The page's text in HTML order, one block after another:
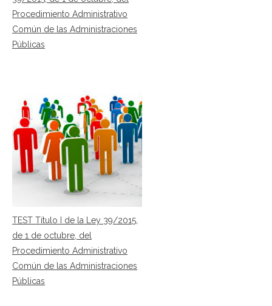
Procedimiento Administrativo
Común de las Administraciones
Públicas
TEST Título I de la Ley 39/2015,
de 1 de octubre, del
Procedimiento Administrativo
Común de las Administraciones
Públicas